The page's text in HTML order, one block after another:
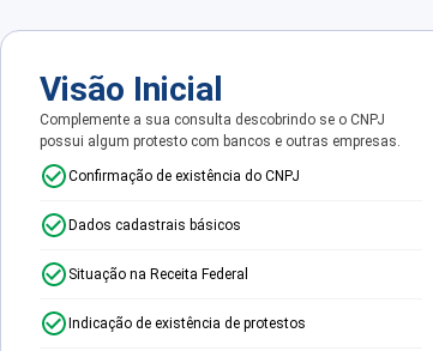
Visão Inicial
Complemente a sua consulta descobrindo se o CNPJ
possui algum protesto com bancos e outras empresas.
Confirmação de existência do CNPJ
Dados cadastrais básicos
Situação na Receita Federal
Indicação de existência de protestos